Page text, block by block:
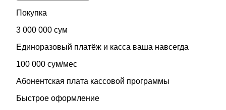
Покупка
3 000 000 сум
Единоразовый платёж и касса ваша навсегда
100 000 сум/мес
Абонентская плата кассовой программы
Быстрое оформление